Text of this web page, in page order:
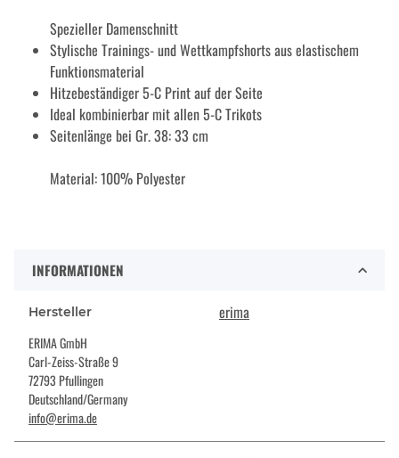
Spezieller Damenschnitt
Stylische Trainings- und Wettkampfshorts aus elastischem
Funktionsmaterial
Hitzebeständiger 5-C Print auf der Seite
Ideal kombinierbar mit allen 5-C Trikots
Seitenlänge bei Gr. 38: 33 cm
Material: 100% Polyester
INFORMATIONEN
Hersteller erima
ERIMA GmbH
Carl-Zeiss-Straße 9
72793 Pfullingen
Deutschland/Germany
info@erima.de